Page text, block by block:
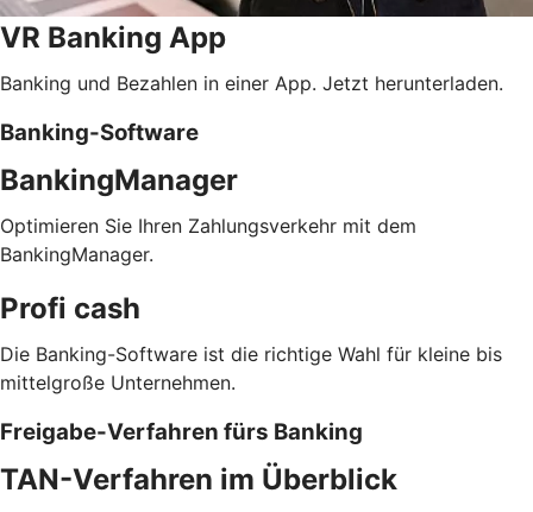
VR Banking App
Banking und Bezahlen in einer App. Jetzt herunterladen.
Banking-Software
BankingManager
Optimieren Sie Ihren Zahlungsverkehr mit dem
BankingManager.
Profi cash
Die Banking-Software ist die richtige Wahl für kleine bis
mittelgroße Unternehmen.
Freigabe-Verfahren fürs Banking
TAN-Verfahren im Überblick